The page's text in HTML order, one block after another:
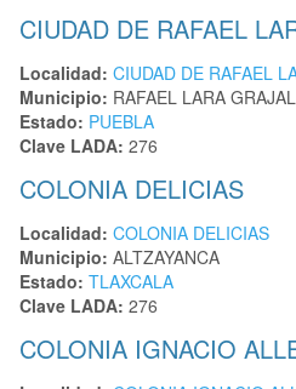
CIUDAD DE RAFAEL
Localidad: CIUDAD DE RAFAEL
Municipio: RAFAEL LARA
Estado: PUEBLA
Clave LADA: 276
COLONIA DELICIAS
Localidad: COLONIA DELICIAS
Municipio: ALTZAYANCA
Estado: TLAXCALA
Clave LADA: 276
COLONIA IGNACIO